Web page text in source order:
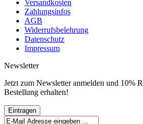
Versandkosten
Zahlungsinfos
AGB
Widerrufsbelehrung
Datenschutz
Impressum
Newsletter
Jetzt zum Newsletter anmelden und 10%
Bestellung erhalten!
Eintragen